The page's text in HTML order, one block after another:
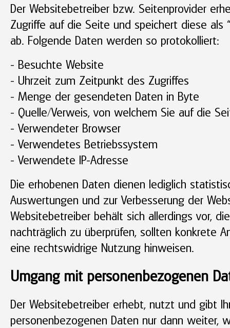
Der Websitebetreiber bzw. Seitenprovider
Zugriffe auf die Seite und speichert diese als
ab. Folgende Daten werden so protokolliert:
- Besuchte Website
- Uhrzeit zum Zeitpunkt des Zugriffes
- Menge der gesendeten Daten in Byte
- Quelle/Verweis, von welchem Sie auf die
- Verwendeter Browser
- Verwendetes Betriebssystem
- Verwendete IP-Adresse
Die erhobenen Daten dienen lediglich
Auswertungen und zur Verbesserung der
Websitebetreiber behält sich allerdings vor,
nachträglich zu überprüfen, sollten konkrete
eine rechtswidrige Nutzung hinweisen.
Umgang mit personenbezogenen
Der Websitebetreiber erhebt, nutzt und gibt
personenbezogenen Daten nur dann weiter,